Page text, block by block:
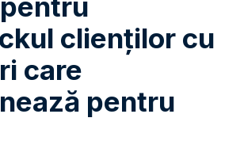
clienților cu
care
pentru